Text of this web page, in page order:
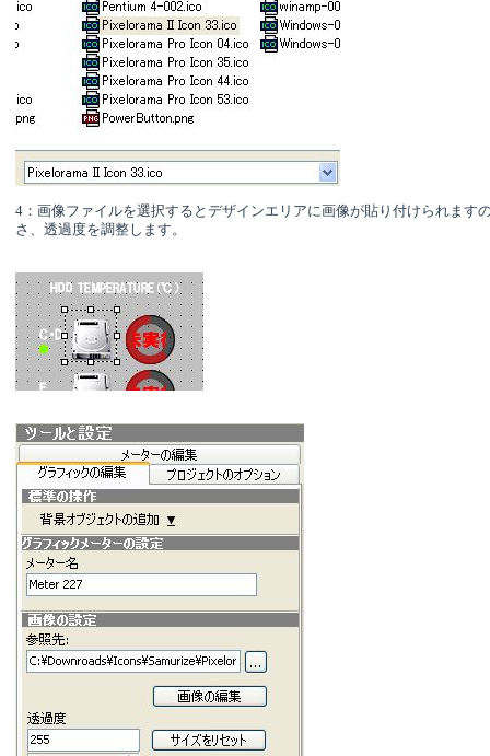
4：画像ファイルを選択するとデザインエリアに画像が貼り付けられます
さ、透過度を調整します。